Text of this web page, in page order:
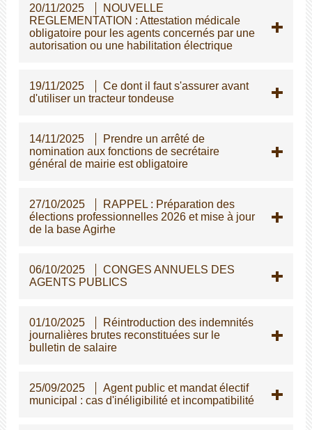
20/11/2025
NOUVELLE
REGLEMENTATION : Attestation médicale
obligatoire pour les agents concernés par une
autorisation ou une habilitation électrique
19/11/2025
Ce dont il faut s'assurer avant
d'utiliser un tracteur tondeuse
14/11/2025
Prendre un arrêté de
nomination aux fonctions de secrétaire
général de mairie est obligatoire
27/10/2025
RAPPEL : Préparation des
élections professionnelles 2026 et mise à jour
de la base Agirhe
06/10/2025
CONGES ANNUELS DES
AGENTS PUBLICS
01/10/2025
Réintroduction des indemnités
journalières brutes reconstituées sur le
bulletin de salaire
25/09/2025
Agent public et mandat électif
municipal : cas d'inéligibilité et incompatibilité